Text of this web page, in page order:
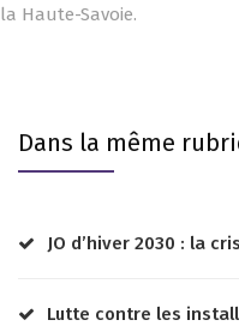
la Haute-Savoie.
Dans la même
JO d’hiver 2030 : la
Lutte contre les